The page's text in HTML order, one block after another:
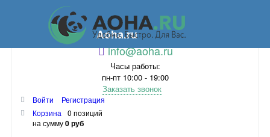
Aoha.ru
info@aoha.ru
Часы работы:
пн-пт 10:00 - 19:00
Заказать звонок
Войти
Регистрация
Корзина
0 позиций
на сумму0 руб